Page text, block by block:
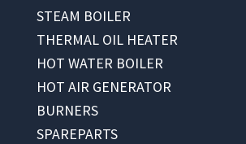
STEAM BOILER
THERMAL OIL HEATER
HOT WATER BOILER
HOT AIR GENERATOR
BURNERS
SPAREPARTS